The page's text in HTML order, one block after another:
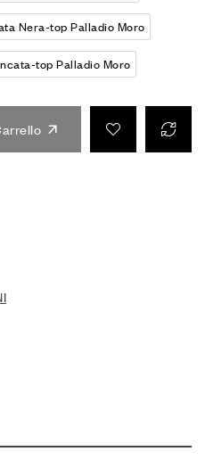
Nera-top Palladio Moro
top Palladio Moro